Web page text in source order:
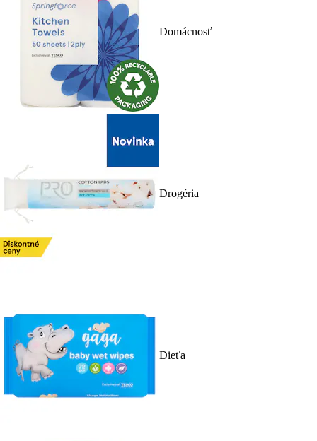
Domácnosť
Drogéria
Dieťa